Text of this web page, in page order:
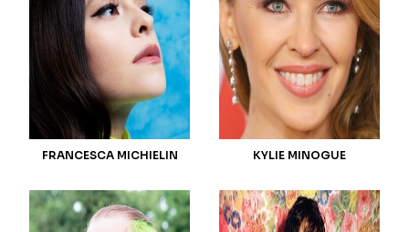
FRANCESCA MICHIELIN KYLIE MINOGUE